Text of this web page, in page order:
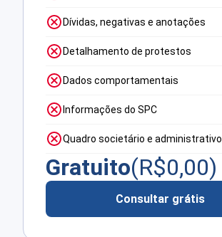
Dívidas, negativas e anotações
Detalhamento de protestos
Dados comportamentais
Informações do SPC
Quadro societário e administrativo
Gratuito(R$0,00)
Consultar grátis